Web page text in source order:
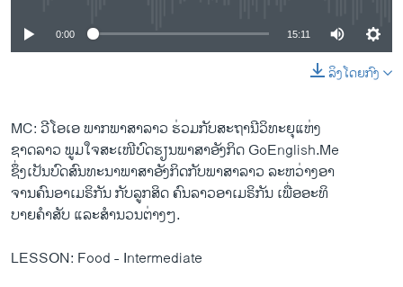
0:00 15:11
ລິງໂດຍກົງ
MC: ວີໂອເອ ພາກພາສາລາວ ຮ່ວມກັບສະຖານີວິທະຍຸແຫ່ງ
ຊາດລາວ ພູມໃຈສະເໜີບົດຮຽນພາສາອັງກິດ GoEnglish.Me
ຊຶ່ງ​ເປັນບົດ​ສົນທະນາ​ພາສາ​ອັງກິດ​ກັບ​ພາສາລາວ ລະຫວ່າງອາ
ຈານ​ຄົນ​ອາ​ເມຣິກັນ ກັບ​ລູກສິດ ຄົນລາວ​ອາ​ເມຣິກັນ ເພື່ອອະທິ
ບາຍຄໍາສັບ ​ແລະສໍານວນ​ຕ່າງໆ.
LESSON: Food - Intermediate